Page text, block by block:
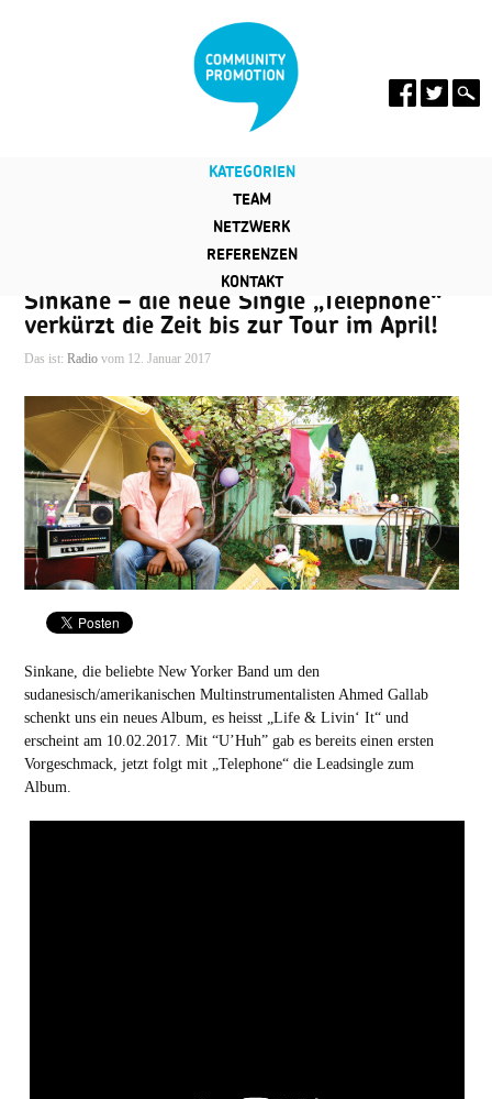
KATEGORIEN
TEAM
NETZWERK
REFERENZEN
KONTAKT
Sinkane – die neue Single „Telephone“
verkürzt die Zeit bis zur Tour im April!
Das ist: Radiovom 12. Januar 2017
Sinkane, die beliebte New Yorker Band um den
sudanesisch/amerikanischen Multinstrumentalisten Ahmed Gallab
schenkt uns ein neues Album, es heisst „Life & Livin‘ It“ und
erscheint am 10.02.2017. Mit “U’Huh” gab es bereits einen ersten
Vorgeschmack, jetzt folgt mit „Telephone“ die Leadsingle zum
Album.